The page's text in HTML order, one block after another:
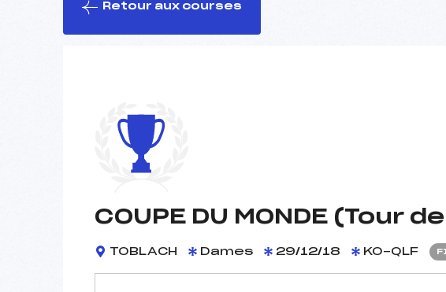
Retour aux courses
COUPE DU MONDE (Tour
TOBLACH Dames 29/12/18 KO-QLF